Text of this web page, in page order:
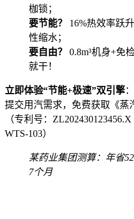
枷锁；
要节能？
16%热效率跃
性缩水；
要自由？
0.8m³机身+免
就干！
立即体验“节能+极速”双引擎：
提交用汽需求，免费获取《
（专利号：
WTS-103）
某药业集团测算：年省
7个月